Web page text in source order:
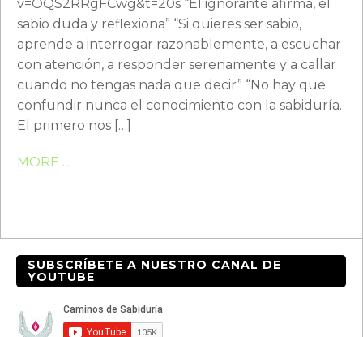
v=OQS2RRgFCwg&t=20s “El ignorante afirma, el
sabio duda y reflexiona” “Si quieres ser sabio,
aprende a interrogar razonablemente, a escuchar
con atención, a responder serenamente y a callar
cuando no tengas nada que decir” “No hay que
confundir nunca el conocimiento con la sabiduría.
El primero nos […]
MORE ...
SUBSCRÍBETE A NUESTRO CANAL DE
YOUTUBE